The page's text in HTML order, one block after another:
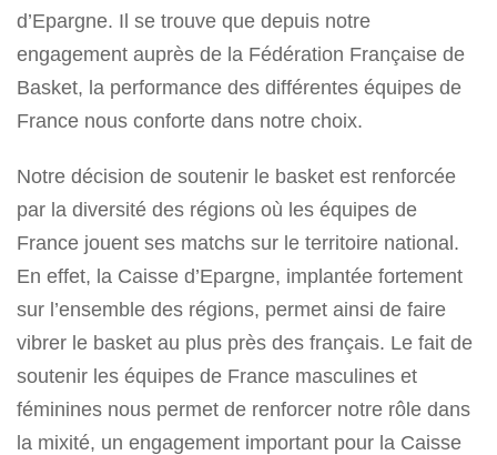
d’Epargne. Il se trouve que depuis notre
engagement auprès de la Fédération Française de
Basket, la performance des différentes équipes de
France nous conforte dans notre choix.
Notre décision de soutenir le basket est renforcée
par la diversité des régions où les équipes de
France jouent ses matchs sur le territoire national.
En effet, la Caisse d’Epargne, implantée fortement
sur l’ensemble des régions, permet ainsi de faire
vibrer le basket au plus près des français. Le fait de
soutenir les équipes de France masculines et
féminines nous permet de renforcer notre rôle dans
la mixité, un engagement important pour la Caisse